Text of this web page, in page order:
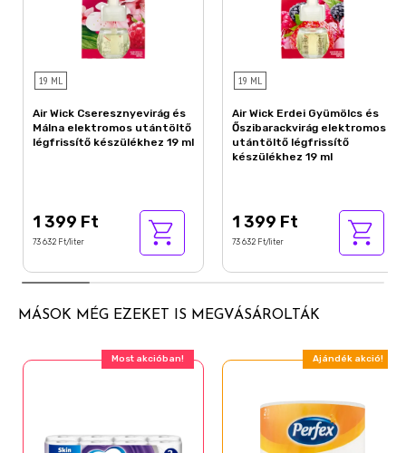
19 ML
Air Wick Cseresznyevirág és
Málna elektromos utántöltő
légfrissítő készülékhez 19 ml
1 399 Ft
73 632 Ft/liter
19 ML
Air Wick Erdei Gyümölcs és
Őszibarackvirág elektromos
utántöltő légfrissítő
készülékhez 19 ml
1 399 Ft
73 632 Ft/liter
MÁSOK MÉG EZEKET IS MEGVÁSÁROLTÁK
Most akcióban! Ajándék akció!